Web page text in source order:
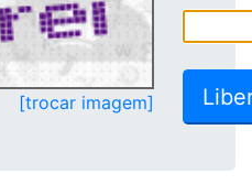
[trocar imagem]